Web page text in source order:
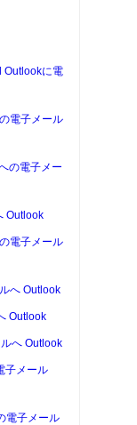
Outlookに電
電子メール
の電子メー
Outlook
電子メール
へ Outlook
Outlook
へ Outlook
子メール
電子メール